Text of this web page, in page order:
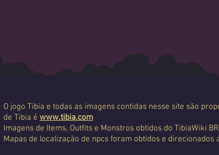
O jogo Tibia e todas as imagens contidas nesse site são
de Tibia é www.tibia.com
Imagens de Items, Outfits e Monstros obtidos do TibiaWiki
Mapas de localização de npcs foram obtidos e direcionados